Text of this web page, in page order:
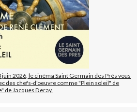
2026, le cinéma Saint Germain des Prés vous
des chefs-d'oeuvre comme "Plein soleil" de
de Jacques Deray.